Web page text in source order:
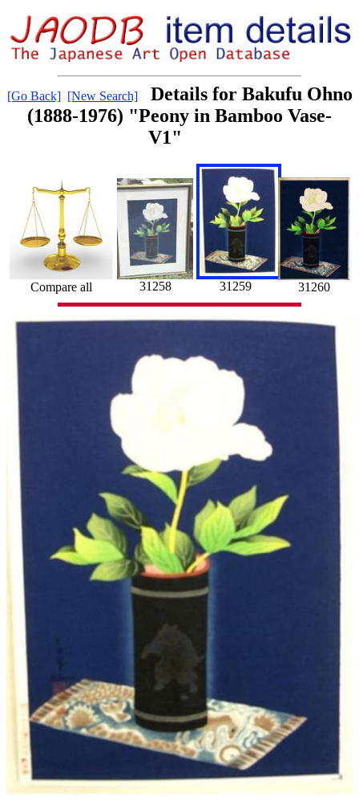
[Go Back] [New Search]
Details for Bakufu Ohno
(1888-1976) "Peony in Bamboo Vase-
V1"
Compare all 31258 31259 31260